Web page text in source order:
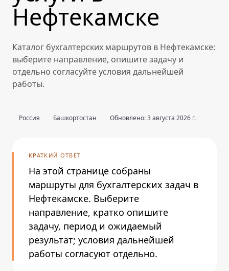
Нефтекамске
Каталог бухгалтерских маршрутов в Нефтекамске:
выберите направление, опишите задачу и
отдельно согласуйте условия дальнейшей
работы.
Россия Башкортостан Обновлено: 3 августа 2026 г.
КРАТКИЙ ОТВЕТ
На этой странице собраны
маршруты для бухгалтерских задач в
Нефтекамске. Выберите
направление, кратко опишите
задачу, период и ожидаемый
результат; условия дальнейшей
работы согласуют отдельно.